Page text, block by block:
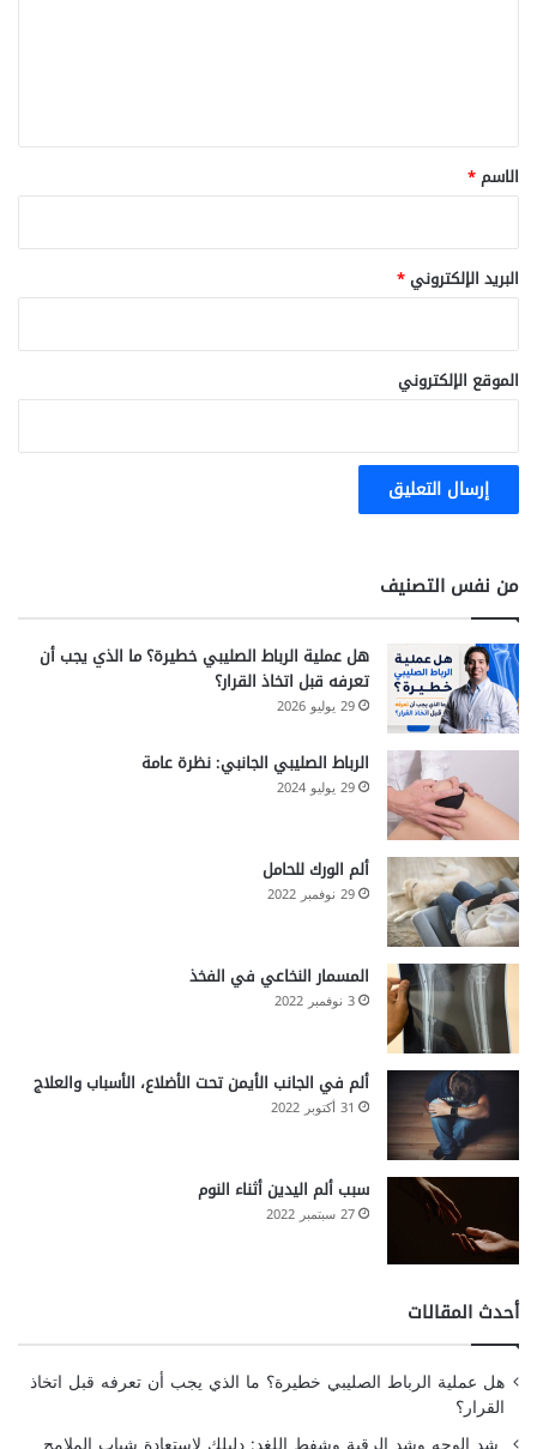
*
الاسم*
البريد الإلكتروني*
الموقع الإلكتروني
من نفس التصنيف
هل عملية الرباط الصليبي خطيرة؟ ما الذي يجب أن
تعرفه قبل اتخاذ القرار؟
29 يوليو 2026
الرباط الصليبي الجانبي: نظرة عامة
29 يوليو 2024
ألم الورك للحامل
29 نوفمبر 2022
المسمار النخاعي في الفخذ
3 نوفمبر 2022
ألم في الجانب الأيمن تحت الأضلاع، الأسباب والعلاج
31 أكتوبر 2022
سبب ألم اليدين أثناء النوم
27 سبتمبر 2022
أحدث المقالات
هل عملية الرباط الصليبي خطيرة؟ ما الذي يجب أن تعرفه قبل اتخاذ
القرار؟